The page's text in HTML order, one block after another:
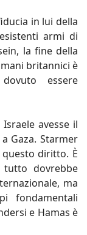
in lui della
armi di
la fine della
britannici è
essere
avesse il
Gaza. Starmer
diritto. È
tutto dovrebbe
ma
fondamentali
e Hamas è